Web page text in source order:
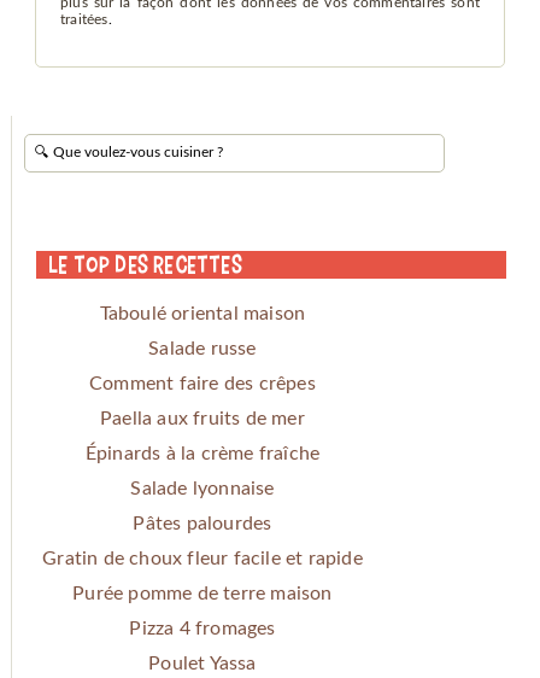
traitées.
Le Top des Recettes
Taboulé oriental maison
Salade russe
Comment faire des crêpes
Paella aux fruits de mer
Épinards à la crème fraîche
Salade lyonnaise
Pâtes palourdes
Gratin de choux fleur facile et rapide
Purée pomme de terre maison
Pizza 4 fromages
Poulet Yassa